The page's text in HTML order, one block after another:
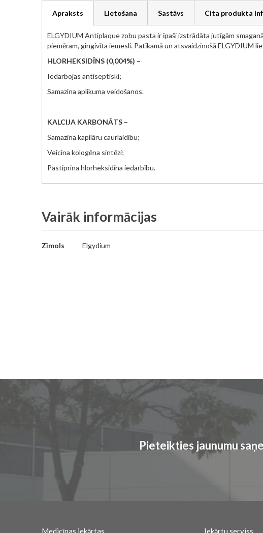
Apraksts Lietošana Sastāvs Cita produkta
ELGYDIUM Antiplaque zobu pasta ir īpaši izstrādāta jutīgām
piemēram, gingivīta iemesli. Patīkamā un atsvaidzinošā ELGYDIUM
HLORHEKSIDĪNS (0,004%) –
Iedarbojas antiseptiski;
Samazina aplikuma veidošanos.
KALCIJA KARBONĀTS –
Samazina kapilāru caurlaidību;
Veicina kologēna sintēzi;
Pastiprina hlorheksidīna iedarbību.
Vairāk informācijas
Vairāk
Zīmols Elgydium
Pieteikties jaunumu